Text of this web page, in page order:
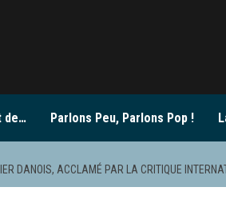
de… Parlons Peu, Parlons Pop !
DANOIS, ACCLAMÉ PAR LA CRITIQUE